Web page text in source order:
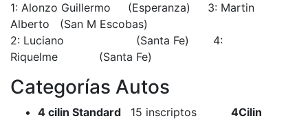
1: Alonzo Guillermo (Esperanza) 3: Martin
Alberto (San M Escobas)
2: Luciano (Santa Fe) 4:
Riquelme (Santa Fe)
Categorías Autos
4 cilin Standard 15 inscriptos 4Cilin